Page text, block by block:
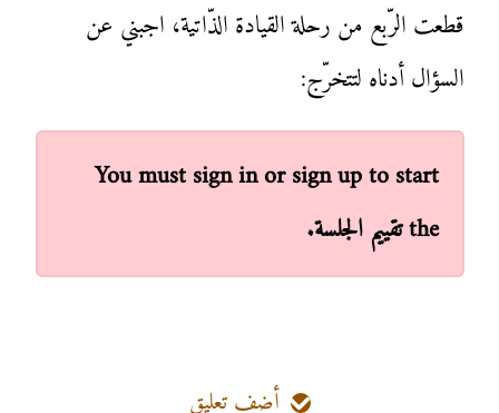
قطعت الرّبع من رحلة القيادة الذّاتية، اجبني عن
السؤال أدناه لتتخرّج:
You must sign in or sign up to start
the تقييم الجلسة.
أضف تعليق